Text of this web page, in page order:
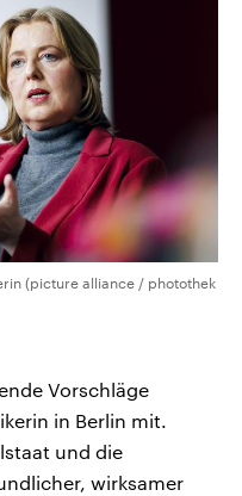
aktuelle Weltgeschehen.
Podcasts
(picture alliance / photothek
Vorschläge
in Berlin mit.
und die
wirksamer